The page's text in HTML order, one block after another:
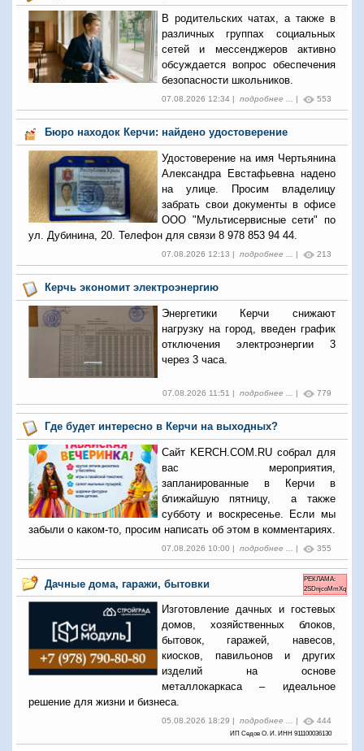
В родительских чатах, а также в
различных группах социальных
сетей и мессенджеров активно
обсуждается вопрос обеспечения
безопасности школьников.
07.08.2026 12:34 | подробнее ... | 553
Бюро находок Керчи: найдено удостоверение
Удостоверение на имя Чертьянина
Александра Евстафьевна надено
на улице. Просим владелицу
забрать свои документы в офисе
ООО "Мультисервисные сети" по
ул. Дубинина, 20. Телефон для связи 8 978 853 94 44.
07.08.2026 12:13 | подробнее ... | 213
Керчь экономит электроэнергию
Энергетики Керчи снижают
нагрузку на город, введен график
отключения электроэнергии 3
через 3 часа.
07.08.2026 11:51 | подробнее ... 779
Где будет интересно в Керчи на выходных?
Сайт KERCH.COM.RU собрал для
вас мероприятия,
запланированные в Керчи в
ближайшую пятницу, а также
субботу и воскресенье. Если мы
забыли о каком-то, просим написать об этом в комментариях.
07.08.2026 10:00 | подробнее ... 355
Дачные дома, гаражи, бытовки
РЕКЛАМА:
2SDnjcoMmXq
Изготовление дачных и гостевых
домов, хозяйственных блоков,
бытовок, гаражей, навесов,
киосков, павильонов и других
изделий на основе
металлокаркаса – идеальное
решение для жизни и бизнеса.
05.08.2026 18:29 | подробнее ... 444
ИП Седов О. И. ИНН 911100036130